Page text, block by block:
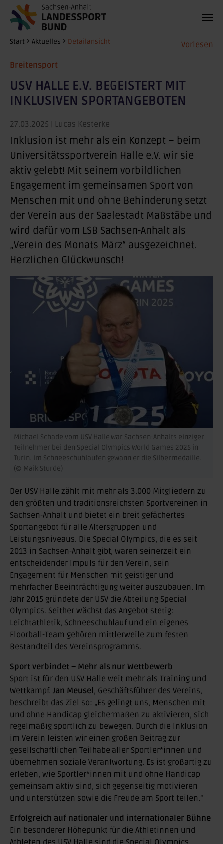
Zum Hauptinhalt springen Vorlesen
Sie sind hier:
Start Aktuelles Detailansicht
Breitensport
USV HALLE E.V. BEGEISTERT MIT
INKLUSIVEN SPORTANGEBOTEN
27.03.2025 | Lucas Kesterke
Inklusion ist mehr als ein Konzept – beim
Universitätssportverein Halle e.V. wir sie
aktiv gelebt! Mit seinem vorbildlichen
Engagement im gemeinsamen Sport von
Menschen mit und ohne Behinderung setzt
der Verein aus der Saalestadt Maßstäbe und
wird dafür vom LSB Sachsen-Anhalt als
„Verein des Monats März“ ausgezeichnet.
Herzlichen Glückwunsch!
Michael Schade vom USV Halle war Sachsen-Anhalts einziger
Teilnehmer bei den Special Olympics World Games 2025 in
Turin. Im Schneeschuhlaufen gewann er die Silbermedaille.
(© Maik Sturde)
Der USV Halle zählt mit mehr als 3.000 Mitgliedern zu
den größten und traditionsreichsten Sportvereinen in
Sachsen-Anhalt und bietet ein breit gefächertes
Sportangebot für alle Altersgruppen und
Leistungsniveaus. Die Special Olympics, die es seit
2013 in Sachsen-Anhalt gibt, waren seinerzeit ein
entscheidender Impuls für den Verein, sein
Engagement für Menschen mit geistiger und
mehrfacher Beeinträchtigung weiter auszubauen. Im
Jahr 2015 gründete der USV die Abteilung Special
Olympics. Seither wächst das Angebot stetig:
Leichtathletik, Schneeschuhlauf und ein eigenes
Floorball-Team gehören mittlerweile zum festen
Bestandteil des Vereinsprogramms.
Sport verbindet – Mehr als nur Wettbewerb
Sport ist für den USV Halle weit mehr als Training und
Wettkampf. Jan Meusel, Geschäftsführer des Vereins,
beschreibt das Ziel so: „Es gelingt uns, Menschen mit
und ohne Handicap gleichermaßen zu aktivieren, sich
regelmäßig sportlich zu bewegen. Durch die Inklusion
im Verein leisten wir einen großen Beitrag zur
gesellschaftlichen Teilhabe aller Sportler*innen und
übernehmen soziale Verantwortung. Es ist großartig zu
erleben, wie Sportler*innen mit und ohne Handicap
gemeinsam aktiv sind, sich gegenseitig motivieren
und unterstützen sowie die Freude am Sport teilen.“
Erfolgreich auf nationaler und internationaler Bühne
Ein besonderer Höhepunkt für die Athletinnen und